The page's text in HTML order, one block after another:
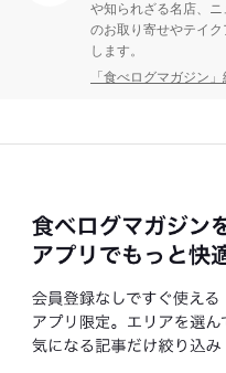
や知られざる名店、
のお取り寄せやテイ
します。
「食べログマガジン